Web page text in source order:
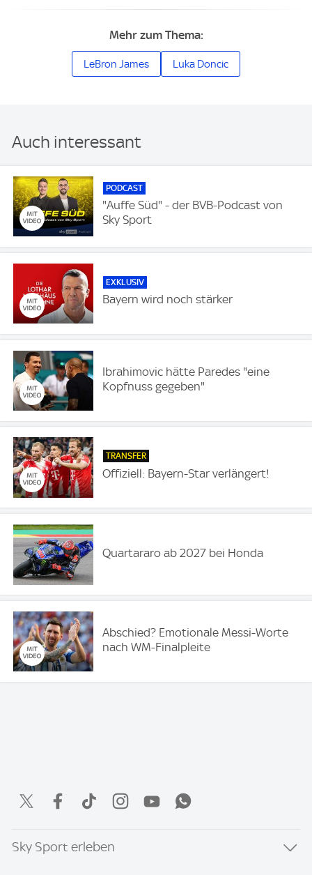
Mehr zum Thema:
LeBron James Luka Doncic
Auch interessant
PODCAST
"Auffe Süd" - der BVB-Podcast von
Sky Sport
EXKLUSIV
Bayern wird noch stärker
Ibrahimovic hätte Paredes "eine
Kopfnuss gegeben"
TRANSFER
Offiziell: Bayern-Star verlängert!
Quartararo ab 2027 bei Honda
Abschied? Emotionale Messi-Worte
nach WM-Finalpleite
Sky Sport erleben